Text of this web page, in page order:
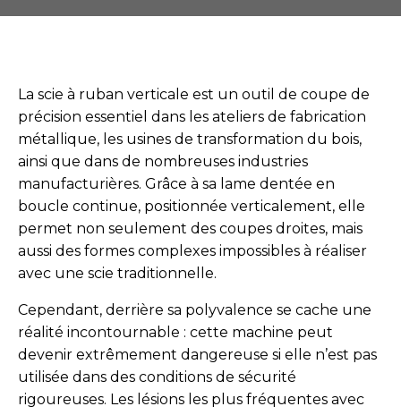
La scie à ruban verticale est un outil de coupe de
précision essentiel dans les ateliers de fabrication
métallique, les usines de transformation du bois,
ainsi que dans de nombreuses industries
manufacturières. Grâce à sa lame dentée en
boucle continue, positionnée verticalement, elle
permet non seulement des coupes droites, mais
aussi des formes complexes impossibles à réaliser
avec une scie traditionnelle.
Cependant, derrière sa polyvalence se cache une
réalité incontournable : cette machine peut
devenir extrêmement dangereuse si elle n’est pas
utilisée dans des conditions de sécurité
rigoureuses. Les lésions les plus fréquentes avec